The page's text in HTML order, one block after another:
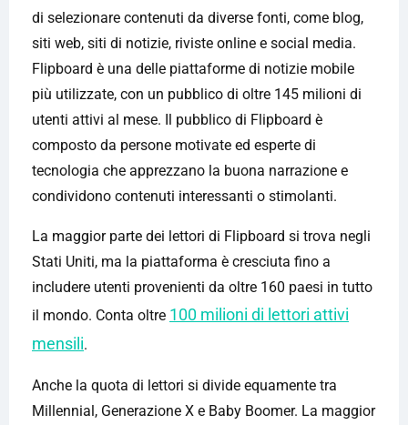
di selezionare contenuti da diverse fonti, come blog,
siti web, siti di notizie, riviste online e social media.
Flipboard è una delle piattaforme di notizie mobile
più utilizzate, con un pubblico di oltre 145 milioni di
utenti attivi al mese. Il pubblico di Flipboard è
composto da persone motivate ed esperte di
tecnologia che apprezzano la buona narrazione e
condividono contenuti interessanti o stimolanti.
La maggior parte dei lettori di Flipboard si trova negli
Stati Uniti, ma la piattaforma è cresciuta fino a
includere utenti provenienti da oltre 160 paesi in tutto
il mondo. Conta oltre 100 milioni di lettori attivi
mensili.
Anche la quota di lettori si divide equamente tra
Millennial, Generazione X e Baby Boomer. La maggior